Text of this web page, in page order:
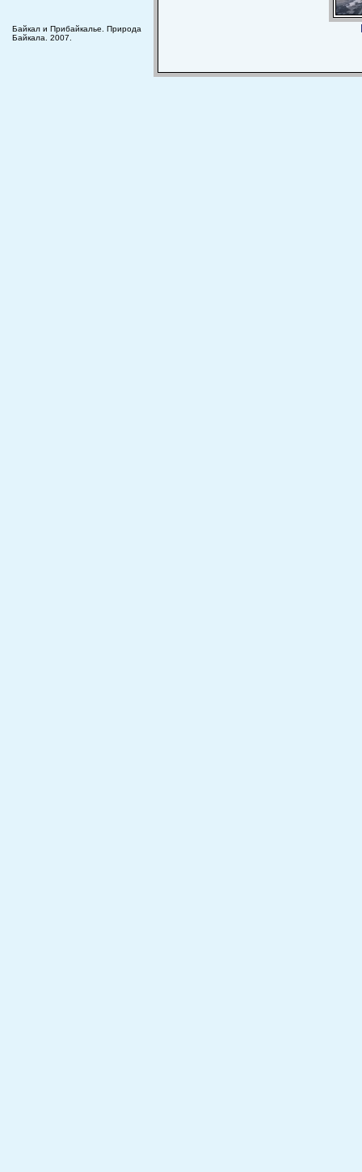
Байкал и Прибайкалье. Природа
Байкала. 2007.